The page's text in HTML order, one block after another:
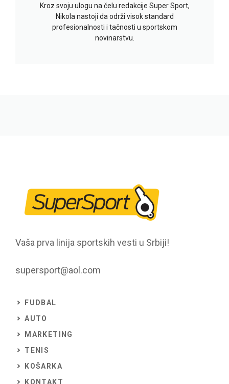
Kroz svoju ulogu na čelu redakcije Super Sport,
Nikola nastoji da održi visok standard
profesionalnosti i tačnosti u sportskom
novinarstvu.
Vaša prva linija sportskih vesti u Srbiji!
supersport@aol.com
FUDBAL
AUTO
MARKETING
TENIS
KOŠARKA
KONTAKT